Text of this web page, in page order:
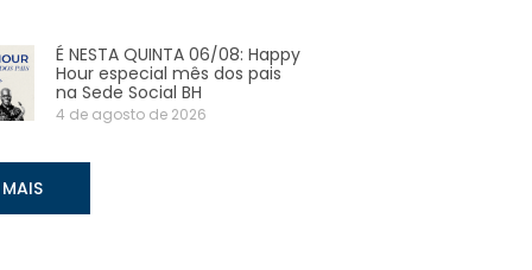
É NESTA QUINTA 06/08: Happy
Hour especial mês dos pais
na Sede Social BH
4 de agosto de 2026